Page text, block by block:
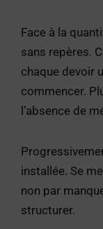
Face à la
sans repères.
chaque devoir
commencer.
l’absence de
installée. Se
non par
structurer.